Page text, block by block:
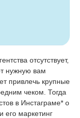
отсутствует,
нужную вам
привлечь крупные
чеком. Тогда
в Инстаграме* о
его маркетинг